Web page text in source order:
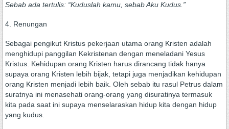
Sebab ada tertulis: “Kuduslah kamu, sebab Aku Kudus.”
4. Renungan
Sebagai pengikut Kristus pekerjaan utama orang Kristen adalah
menghidupi panggilan Kekristenan dengan meneladani Yesus
Kristus. Kehidupan orang Kristen harus dirancang tidak hanya
supaya orang Kristen lebih bijak, tetapi juga menjadikan kehidupan
orang Kristen menjadi lebih baik. Oleh sebab itu rasul Petrus dalam
suratnya ini menasehati orang-orang yang disuratinya termasuk
kita pada saat ini supaya menselaraskan hidup kita dengan hidup
yang kudus.